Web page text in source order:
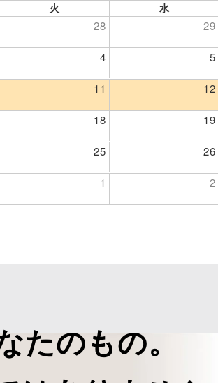
火 水
28 29
4 5
11 12
18 19
25 26
1 2
のもの。